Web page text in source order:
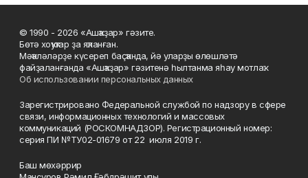
© 1990 - 2026 «Ашҡаҙар» гәзите.
Бөтә хоҡуҡтар ҙа яҡланған.
Мәҡәләләрҙе күсереп баҫҡанда, йә уларҙы өлөшләтә
файҙаланғанда «Ашҡаҙар» гәзитенә һылтанма яһау мотлаҡ.
Об использовании персональных данных
Зарегистрировано Федеральной службой по надзору в сфере
связи, информационных технологий и массовых
коммуникаций (РОСКОМНАДЗОР). Регистрационный номер:
серия ПИ №ТУ02-01679 от 22 июля 2019 г.
Баш мөхәррир